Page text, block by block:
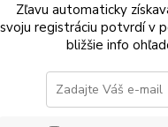
► KREATÍVNE HRAČKY
Zľavu automaticky
svoju registráciu potvrdí v
bližšie info